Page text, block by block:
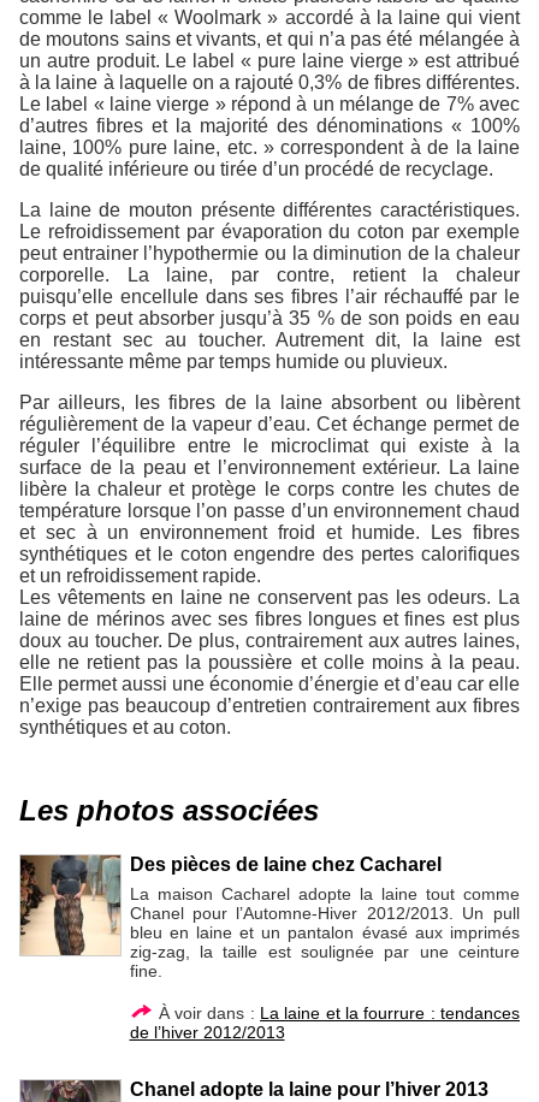
comme le label « Woolmark » accordé à la laine qui vient
de moutons sains et vivants, et qui n’a pas été mélangée à
un autre produit. Le label « pure laine vierge » est attribué
à la laine à laquelle on a rajouté 0,3% de fibres différentes.
Le label « laine vierge » répond à un mélange de 7% avec
d’autres fibres et la majorité des dénominations « 100%
laine, 100% pure laine, etc. » correspondent à de la laine
de qualité inférieure ou tirée d’un procédé de recyclage.
La laine de mouton présente différentes caractéristiques.
Le refroidissement par évaporation du coton par exemple
peut entrainer l’hypothermie ou la diminution de la chaleur
corporelle. La laine, par contre, retient la chaleur
puisqu’elle encellule dans ses fibres l’air réchauffé par le
corps et peut absorber jusqu’à 35 % de son poids en eau
en restant sec au toucher. Autrement dit, la laine est
intéressante même par temps humide ou pluvieux.
Par ailleurs, les fibres de la laine absorbent ou libèrent
régulièrement de la vapeur d’eau. Cet échange permet de
réguler l’équilibre entre le microclimat qui existe à la
surface de la peau et l’environnement extérieur. La laine
libère la chaleur et protège le corps contre les chutes de
température lorsque l’on passe d’un environnement chaud
et sec à un environnement froid et humide. Les fibres
synthétiques et le coton engendre des pertes calorifiques
et un refroidissement rapide.
Les vêtements en laine ne conservent pas les odeurs. La
laine de mérinos avec ses fibres longues et fines est plus
doux au toucher. De plus, contrairement aux autres laines,
elle ne retient pas la poussière et colle moins à la peau.
Elle permet aussi une économie d’énergie et d’eau car elle
n’exige pas beaucoup d’entretien contrairement aux fibres
synthétiques et au coton.
Les photos associées
Des pièces de laine chez Cacharel
La maison Cacharel adopte la laine tout comme
Chanel pour l’Automne-Hiver 2012/2013. Un pull
bleu en laine et un pantalon évasé aux imprimés
zig-zag, la taille est soulignée par une ceinture
fine.
À voir dans : La laine et la fourrure : tendances
de l’hiver 2012/2013
Chanel adopte la laine pour l’hiver 2013